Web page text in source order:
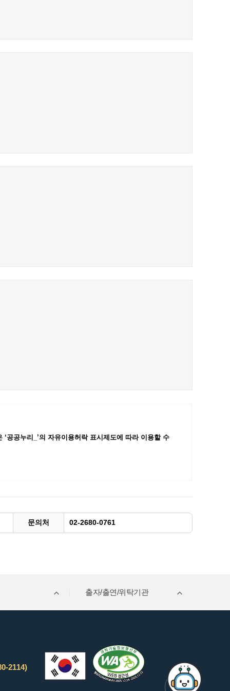
공공누리_’의 자유이용허락 표시제도에 따라 이용할 수
문의처 02-2680-0761
출자/출연/위탁기관
2114)